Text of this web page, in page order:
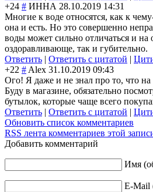
+24 # ИННА 28.10.2019 14:31
Многие к воде относятся, как к
она и есть. Но это совершенно
воды может сильно отличаться и на
оздоравливающе, так и губительно.
Ответить | Ответить с цитатой |
+22 # Alex 31.10.2019 09:43
Ого! Я даже и не знал про то, что
Буду в магазине, обязательно
бутылок, которые чаще всего
Ответить | Ответить с цитатой |
Обновить список комментариев
RSS лента комментариев этой
Добавить комментарий
Имя
E-Mail